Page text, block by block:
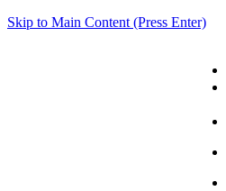
Skip to Main Content (Press Enter)